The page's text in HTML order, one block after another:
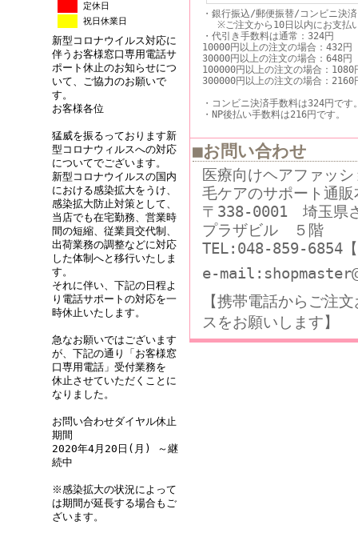
定休日
祝日休業日
新型コロナウイルス対応に
伴うお客様窓口専用電話サ
ポート休止のお知らせにつ
いて、ご協力のお願いで
す。
お客様各位
猛威を振るっております新
型コロナウィルスへの対応
についてでございます。
新型コロナウイルスの国内
における感染拡大をうけ、
感染拡大防止対策として、
当店でも在宅勤務、営業時
間の短縮、従業員交代制、
出荷業務の調整などに対応
した体制へと移行いたしま
す。
それに伴い、下記の日程よ
り電話サポートの対応を一
時休止いたします。
急なお願いではございます
が、下記の通り「お客様窓
口専用電話」受付業務を
休止させていただくことに
なりました。
お問い合わせダイヤル休止
期間
2020年4月20日(月) ～継
続中
※感染拡大の状況によって
は期間が延長する場合もご
ざいます。
・銀行振込/郵便振替/コンビニ決
※ご注文から10日以内にお支払
・代引き手数料は通常：324円
10000円以上の注文の場合：432円
30000円以上の注文の場合：648円
100000円以上の注文の場合：1080
300000円以上の注文の場合：2160
・コンビニ決済手数料は324円です
・NP後払い手数料は216円です。
■お問い合わせ
医療向けヘアファッ
毛ケアのサポート通
〒338-0001 埼玉県
プラザビル ５階
TEL:048-859-6854
e-
【携帯電話からご注
スをお願いします】